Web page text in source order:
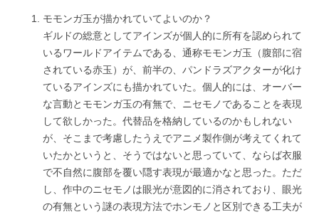
モモンガ玉が描かれていてよいのか？
ギルドの総意としてアインズが個人的に所有を認められて
いるワールドアイテムである、通称モモンガ玉（腹部に宿
されている赤玉）が、前半の、パンドラズアクターが化け
ているアインズにも描かれていた。個人的には、オーバー
な言動とモモンガ玉の有無で、ニセモノであることを表現
して欲しかった。代替品を格納しているのかもしれない
が、そこまで考慮したうえでアニメ製作側が考えてくれて
いたかというと、そうではないと思っていて、ならば衣服
で不自然に腹部を覆い隠す表現が最適かなと思った。ただ
し、作中のニセモノは眼光が意図的に消されており、眼光
の有無という謎の表現方法でホンモノと区別できる工夫が